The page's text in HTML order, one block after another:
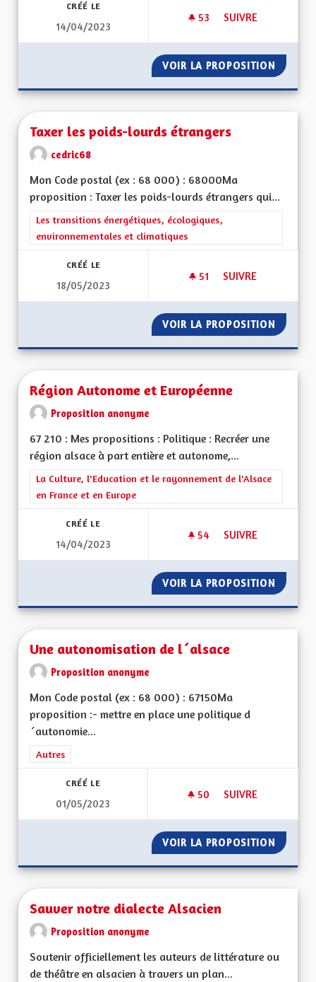
CRÉÉ LE
14/04/2023
53 53 ABONNÉS
SUIVRE
VOIR LA PROPOSITION
Taxer les poids-lourds étrangers
cedric68
Mon Code postal (ex : 68 000) : 68000Ma
proposition : Taxer les poids-lourds étrangers qui...
Filtrer les résultats de la catégorie : Les transitions
Les transitions énergétiques, écologiques,
environnementales et climatiques
CRÉÉ LE
18/05/2023
51 51 ABONNÉS
SUIVRE
VOIR LA PROPOSITION TAXER
Région Autonome et Européenne
Proposition anonyme
67 210 : Mes propositions : Politique : Recréer une
région alsace à part entière et autonome,...
Filtrer les résultats de la catégorie : La Culture, l'Education et
La Culture, l'Education et le rayonnement de l'Alsace
en France et en Europe
CRÉÉ LE
14/04/2023
54 54 ABONNÉS
SUIVRE
VOIR LA PROPOSITION
Une autonomisation de l´alsace
Proposition anonyme
Mon Code postal (ex : 68 000) : 67150Ma
proposition :- mettre en place une politique d
´autonomie...
Filtrer les résultats de la catégorie : Autres
Autres
CRÉÉ LE
01/05/2023
50 50 ABONNÉS
SUIVRE
VOIR LA PROPOSITION UNE
Sauver notre dialecte Alsacien
Proposition anonyme
Soutenir officiellement les auteurs de littérature ou
de théâtre en alsacien à travers un plan...